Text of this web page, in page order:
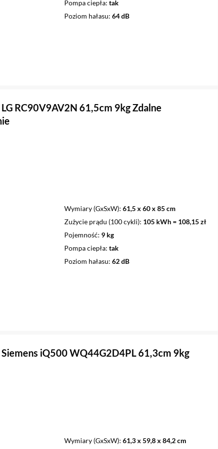
Pompa ciepła tak
Poziom hałasu 64 dB
LG RC90V9AV2N 61,5cm 9kg Zdalne
Wymiary (GxSxW) 61,5 x 60 x 85 cm
Zużycie prądu (100 cykli) 105 kWh = 108,15 zł
Pojemność 9 kg
Pompa ciepła tak
Poziom hałasu 62 dB
Siemens iQ500 WQ44G2D4PL 61,3cm 9kg
Wymiary (GxSxW) 61,3 x 59,8 x 84,2 cm